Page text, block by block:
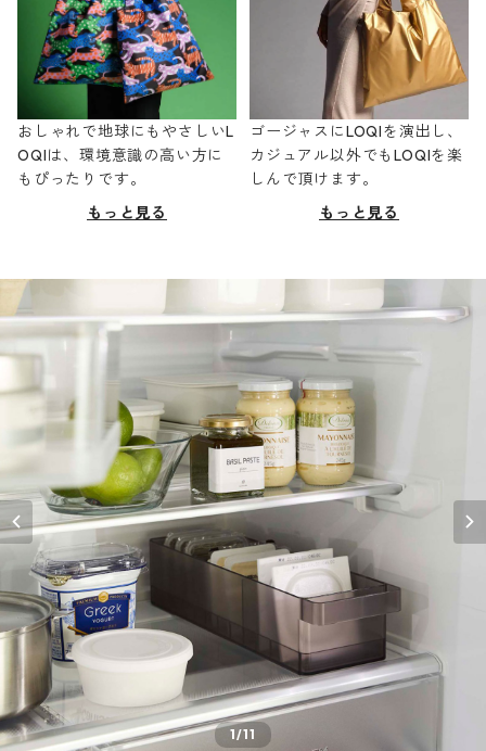
おしゃれで地球にもやさしいL
OQIは、環境意識の高い方に
もぴったりです。
もっと見る
ゴージャスにLOQIを演出し、
カジュアル以外でもLOQIを楽
しんで頂けます。
もっと見る
1/11